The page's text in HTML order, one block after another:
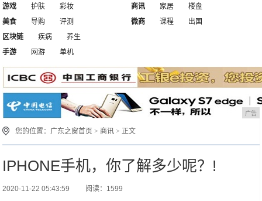
游戏
护肤
彩妆
美食
导购 评测
商讯 家居
楼盘
微商
课程
出国
区块链
疾病
养生
手游
网游 单机
广告
您的位置： 广东之窗首页 > 商讯 > 正文
IPHONE手机，你了解多少呢？!
2020-11-22 05:43:59 阅读：1599